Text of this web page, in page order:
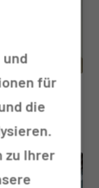
aus Cottbus
heißen.
Emma Jahn
und
für
die
zu Ihrer